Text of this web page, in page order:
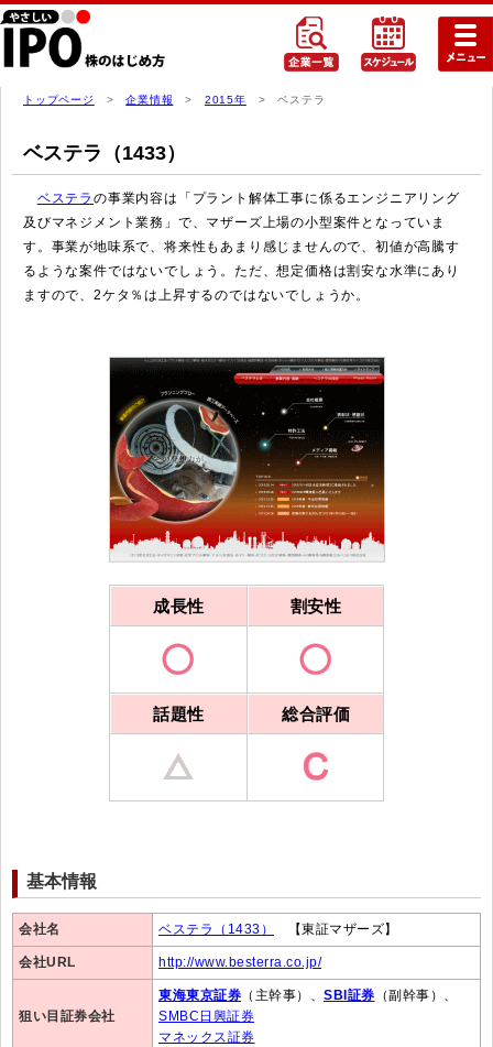
トップページ >企業情報 > 2015年 > ベステラ
ベステラ（1433）
ベステラの事業内容は「プラント解体工事に係るエンジニアリング
及びマネジメント業務」で、マザーズ上場の小型案件となっていま
す。事業が地味系で、将来性もあまり感じませんので、初値が高騰す
るような案件ではないでしょう。ただ、想定価格は割安な水準にあり
ますので、2ケタ％は上昇するのではないでしょうか。
成長性 割安性
話題性 総合評価
基本情報
会社名 ベステラ（1433） 【東証マザーズ】
会社URL http://www.besterra.co.jp/
狙い目証券会社
東海東京証券 （主幹事）、 SBI証券 （副幹事）、
SMBC日興証券
マネックス証券